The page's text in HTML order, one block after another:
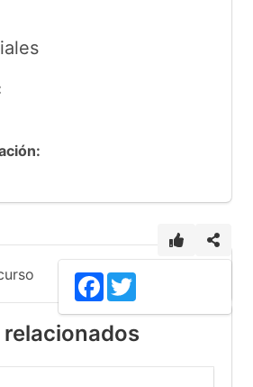
Facebook